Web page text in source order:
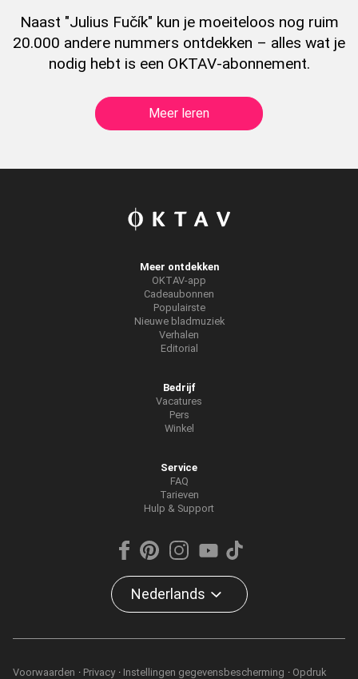
Naast "Julius Fučík" kun je moeiteloos nog ruim
20.000 andere nummers ontdekken – alles wat je
nodig hebt is een OKTAV-abonnement.
Meer leren
Meer ontdekken
OKTAV-app
Cadeaubonnen
Populairste
Nieuwe bladmuziek
Verhalen
Editorial
Bedrijf
Vacatures
Pers
Winkel
Service
FAQ
Tarieven
Hulp & Support
Nederlands
Voorwaarden Privacy Instellingen gegevensbescherming Opdruk